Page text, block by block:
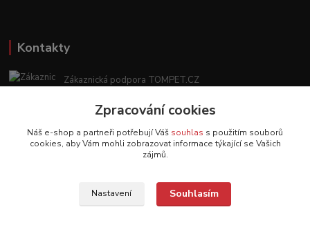
Kontakty
Zákaznická podpora TOMPET.CZ
(Po-Ne, 8-20 hod.)
obchod@tompet.cz
Zpracování cookies
Náš e-shop a partneři potřebují Váš souhlas s použitím souborů
cookies, aby Vám mohli zobrazovat informace týkající se Vašich
zájmů.
Nastavení Souhlasím